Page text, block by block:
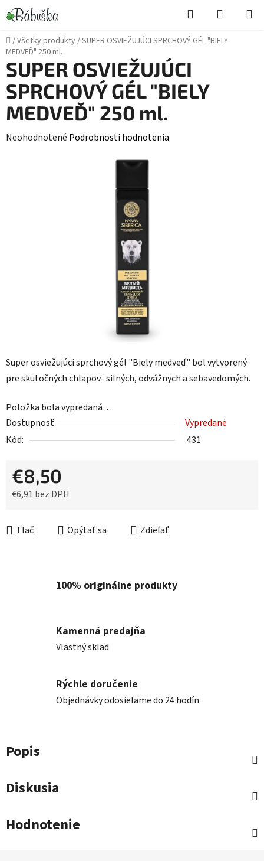
Prejsť
na
obsah
Hľadať
KOŠÍK
Domov
/Všetky produkty/SUPER OSVIEŽUJÚCI SPRCHOVÝ GÉL "BIELY
MEDVEĎ" 250 ml.
Super osviežujúci sprchový gél "Biely medveď" bol vytvorený
pre skutočných chlapov- silných, odvážnych a sebavedomých.
Položka bola vypredaná…
Dostupnosť
Vypredané
Kód:
431
€8,50
€6,91 bez DPH
Tlač
Opýtať sa Zdieľať
SUPER OSVIEŽUJÚCI
SPRCHOVÝ GÉL "BIELY
MEDVEĎ" 250 ml.
Priemerné
Neohodnotené Podrobnosti hodnotenia
100% originálne produkty
Kamenná predajňa
Vlastný sklad
Rýchle doručenie
Objednávky odosielame do 24 hodín
Popis
Diskusia
Hodnotenie